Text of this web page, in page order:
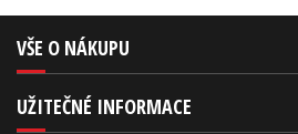
VŠE O NÁKUPU
UŽITEČNÉ INFORMACE